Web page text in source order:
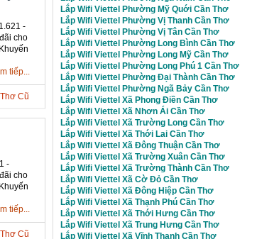
-
cho
tiếp...
Cũ
-
cho
tiếp...
Cũ
Lắp Wifi Viettel Phường Mỹ Quới Cần Thơ
Lắp Wifi Viettel Phường Vị Thanh Cần Thơ
Lắp Wifi Viettel Phường Vị Tân Cần Thơ
Lắp Wifi Viettel Phường Long Bình Cần Thơ
Lắp Wifi Viettel Phường Long Mỹ Cần Thơ
Lắp Wifi Viettel Phường Long Phú 1 Cần Thơ
Lắp Wifi Viettel Phường Đại Thành Cần Thơ
Lắp Wifi Viettel Phường Ngã Bảy Cần Thơ
Lắp Wifi Viettel Xã Phong Điền Cần Thơ
Lắp Wifi Viettel Xã Nhơn Ái Cần Thơ
Lắp Wifi Viettel Xã Trường Long Cần Thơ
Lắp Wifi Viettel Xã Thới Lai Cần Thơ
Lắp Wifi Viettel Xã Đông Thuận Cần Thơ
Lắp Wifi Viettel Xã Trường Xuân Cần Thơ
Lắp Wifi Viettel Xã Trường Thành Cần Thơ
Lắp Wifi Viettel Xã Cờ Đỏ Cần Thơ
Lắp Wifi Viettel Xã Đông Hiệp Cần Thơ
Lắp Wifi Viettel Xã Thạnh Phú Cần Thơ
Lắp Wifi Viettel Xã Thới Hưng Cần Thơ
Lắp Wifi Viettel Xã Trung Hưng Cần Thơ
Lắp Wifi Viettel Xã Vĩnh Thạnh Cần Thơ